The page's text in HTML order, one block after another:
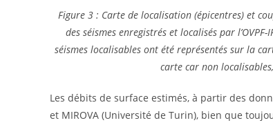
Figure 3 : Carte de localisation (épicentres) et
des séismes enregistrés et localisés par
séismes localisables ont été représentés sur la
carte car non
Les débits de surface estimés, à partir des
et MIROVA (Université de Turin), bien que